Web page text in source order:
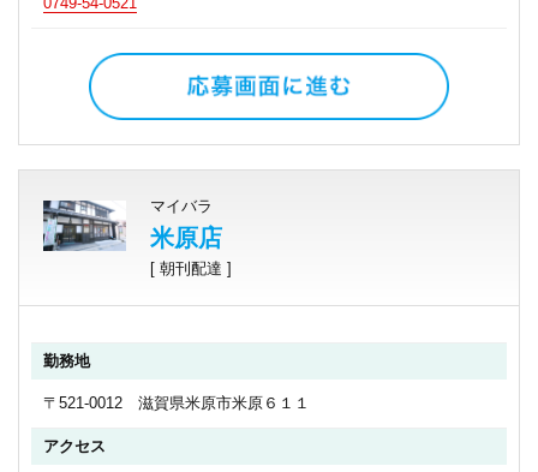
マイバラ
米原店
[ 朝刊配達 ]
勤務地
〒521-0012 滋賀県米原市米原６１１
アクセス